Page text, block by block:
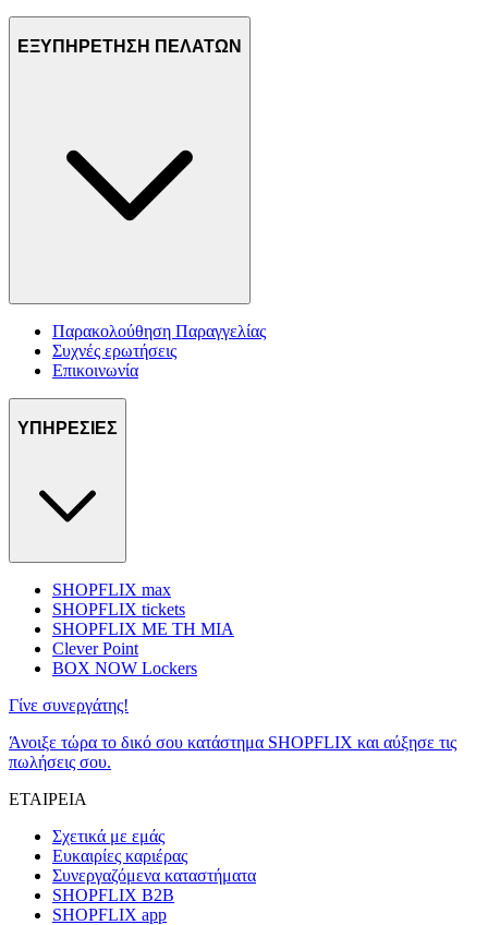
ΕΞΥΠΗΡΕΤΗΣΗ ΠΕΛΑΤΩΝ
Παρακολούθηση Παραγγελίας
Συχνές ερωτήσεις
Επικοινωνία
ΥΠΗΡΕΣΙΕΣ
SHOPFLIX max
SHOPFLIX tickets
SHOPFLIX ΜΕ ΤΗ ΜΙΑ
Clever Point
BOX NOW Lockers
Γίνε συνεργάτης!
Άνοιξε τώρα το δικό σου κατάστημα SHOPFLIX και αύξησε τις
πωλήσεις σου.
ΕΤΑΙΡΕΙΑ
Σχετικά με εμάς
Ευκαιρίες καριέρας
Συνεργαζόμενα καταστήματα
SHOPFLIX B2B
SHOPFLIX app